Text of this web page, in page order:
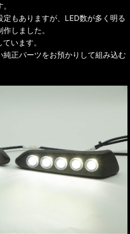
もありますが、LED数が多く明る
しました。
います。
正パーツをお預かりして組み込む